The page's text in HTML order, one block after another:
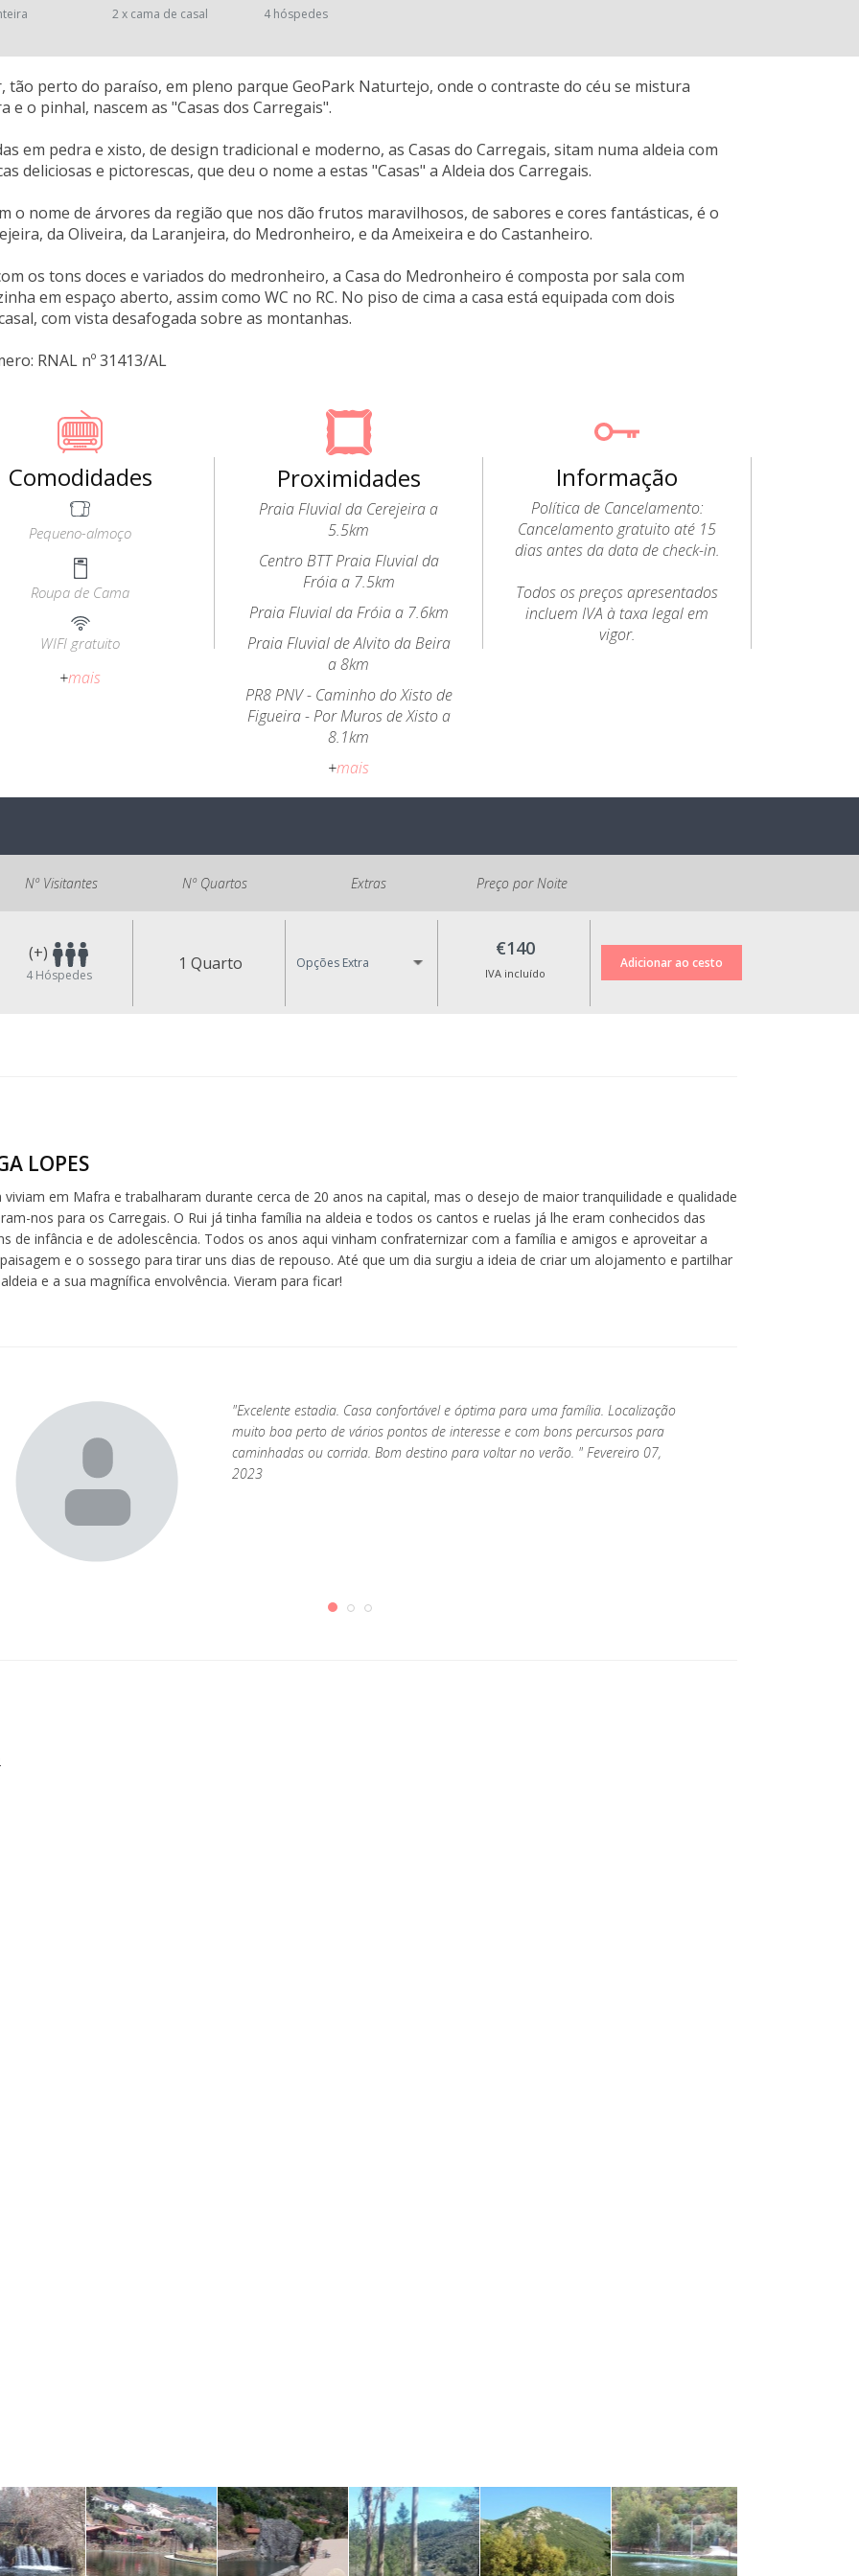
2 x cama de casal 4 hóspedes
tão perto do paraíso, em pleno parque GeoPark Naturtejo, onde o contraste do céu se mistura
e o pinhal, nascem as "Casas dos Carregais".
em pedra e xisto, de design tradicional e moderno, as Casas do Carregais, sitam numa aldeia com
deliciosas e pictorescas, que deu o nome a estas "Casas" a Aldeia dos Carregais.
o nome de árvores da região que nos dão frutos maravilhosos, de sabores e cores fantásticas, é o
da Oliveira, da Laranjeira, do Medronheiro, e da Ameixeira e do Castanheiro.
os tons doces e variados do medronheiro, a Casa do Medronheiro é composta por sala com
em espaço aberto, assim como WC no RC. No piso de cima a casa está equipada com dois
com vista desafogada sobre as montanhas.
RNAL nº 31413/AL
Comodidades
Pequeno-almoço
Roupa de Cama
WIFI gratuito
+mais
Proximidades
Praia Fluvial da Cerejeira a
5.5km
Centro BTT Praia Fluvial da
Fróia a 7.5km
Praia Fluvial da Fróia a 7.6km
Praia Fluvial de Alvito da Beira
a 8km
PR8 PNV - Caminho do Xisto de
Figueira - Por Muros de Xisto a
8.1km
+mais
Informação
Política de Cancelamento:
Cancelamento gratuito até 15
dias antes da data de check-in.
Todos os preços apresentados
incluem IVA à taxa legal em
vigor.
Nº Visitantes Nº Quartos Extras Preço por Noite
(+)
4Hóspedes
1 Quarto Opções Extra
€140
IVA incluído
LOPES
viviam em Mafra e trabalharam durante cerca de 20 anos na capital, mas o desejo de maior tranquilidade e qualidade
nos para os Carregais. O Rui já tinha família na aldeia e todos os cantos e ruelas já lhe eram conhecidos das
de infância e de adolescência. Todos os anos aqui vinham confraternizar com a família e amigos e aproveitar a
e o sossego para tirar uns dias de repouso. Até que um dia surgiu a ideia de criar um alojamento e partilhar
e a sua magnífica envolvência. Vieram para ficar!
"Excelente estadia. Casa confortável e óptima para uma família. Localização
muito boa perto de vários pontos de interesse e com bons percursos para
caminhadas ou corrida. Bom destino para voltar no verão. " Fevereiro 07,
2023